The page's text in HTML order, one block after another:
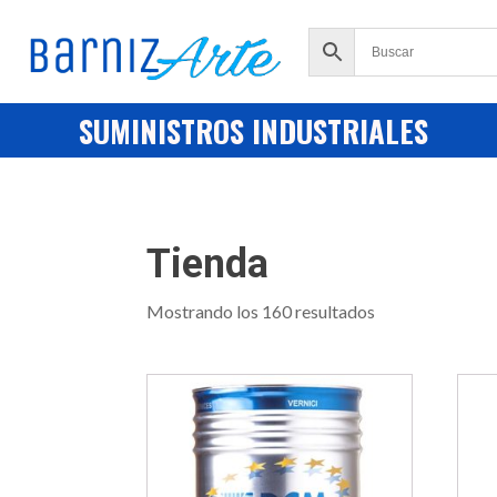
SUMINISTROS INDUSTRIALES
Tienda
Mostrando los 160 resultados
producto